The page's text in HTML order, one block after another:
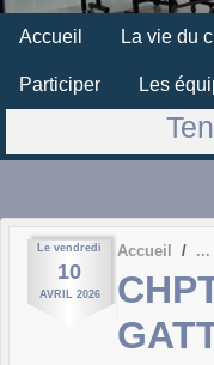
Accueil La vie du
Participer Les
Le vendredi
10
AVRIL 2026
Accueil